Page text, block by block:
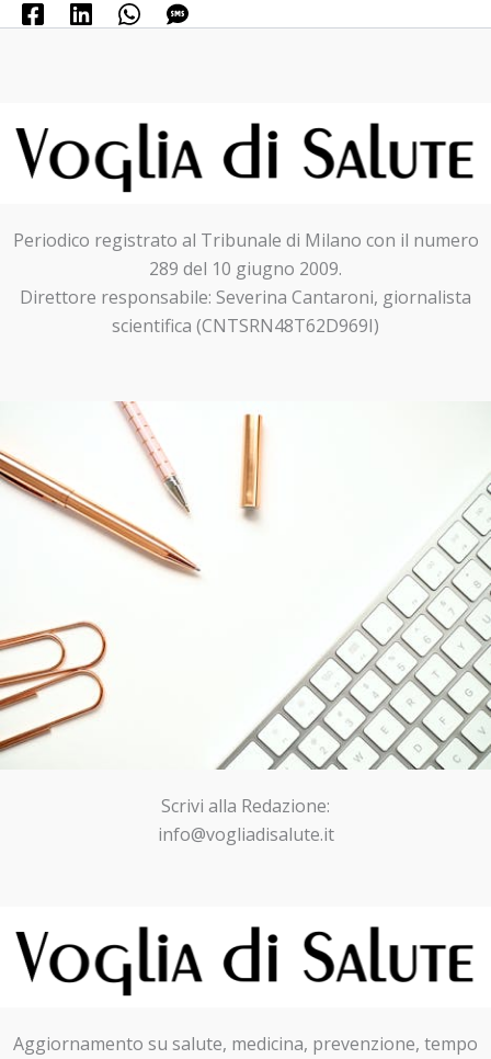
Periodico registrato al Tribunale di Milano con il numero
289 del 10 giugno 2009.
Direttore responsabile: Severina Cantaroni, giornalista
scientifica (CNTSRN48T62D969I)
Scrivi alla Redazione:
info@vogliadisalute.it
Aggiornamento su salute, medicina, prevenzione, tempo